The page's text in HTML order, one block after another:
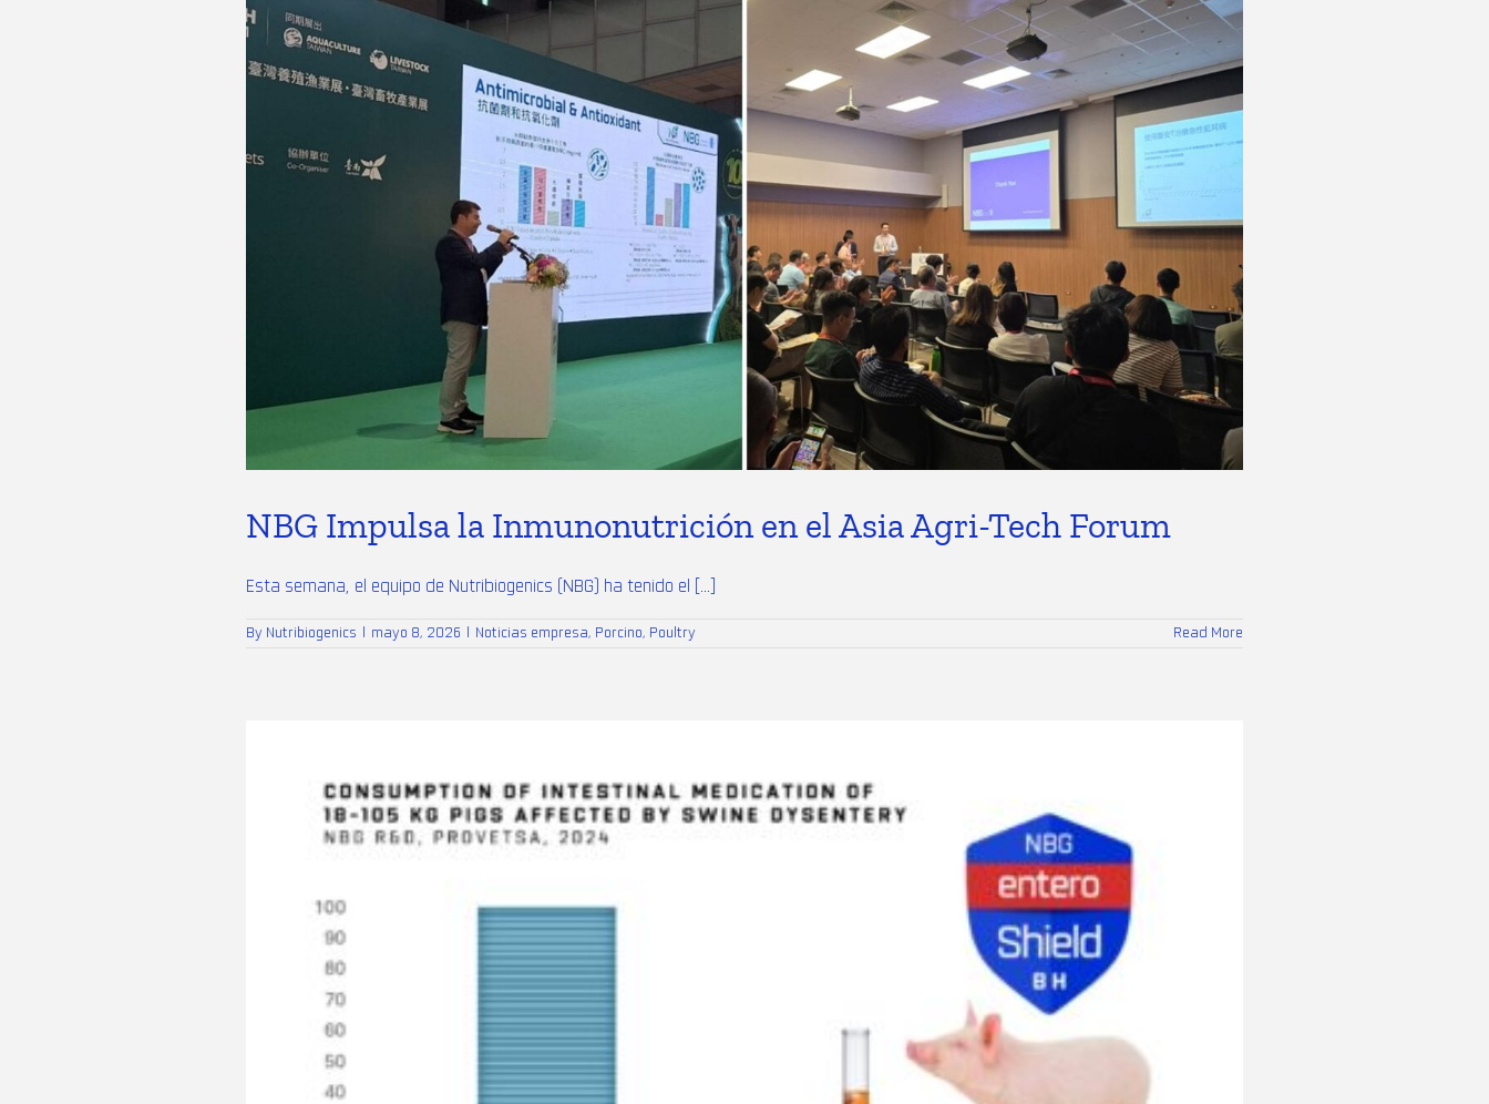
NBG Impulsa la Inmunonutrición en el Asia Agri-Tech Forum
Esta semana, el equipo de Nutribiogenics (NBG) ha tenido el [...]
By Nutribiogenics mayo 8, 2026 Noticias empresa, Porcino, Poultry Read More